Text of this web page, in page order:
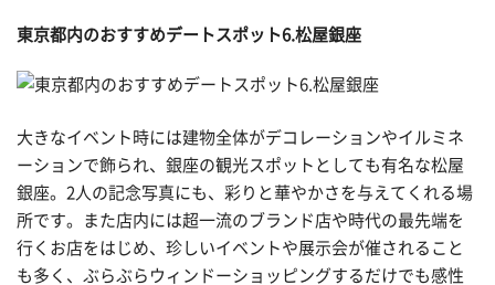
東京都内のおすすめデートスポット6.松屋銀座
大きなイベント時には建物全体がデコレーションやイルミネ
ーションで飾られ、銀座の観光スポットとしても有名な松屋
銀座。2人の記念写真にも、彩りと華やかさを与えてくれる場
所です。また店内には超一流のブランド店や時代の最先端を
行くお店をはじめ、珍しいイベントや展示会が催されること
も多く、ぶらぶらウィンドーショッピングするだけでも感性